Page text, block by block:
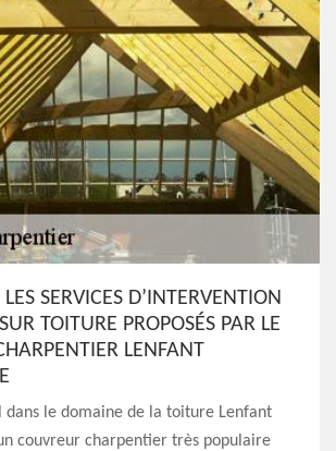
SERVICES D’INTERVENTION
TOITURE PROPOSÉS PAR LE
LENFANT
dans le domaine de la toiture Lenfant
couvreur charpentier très populaire